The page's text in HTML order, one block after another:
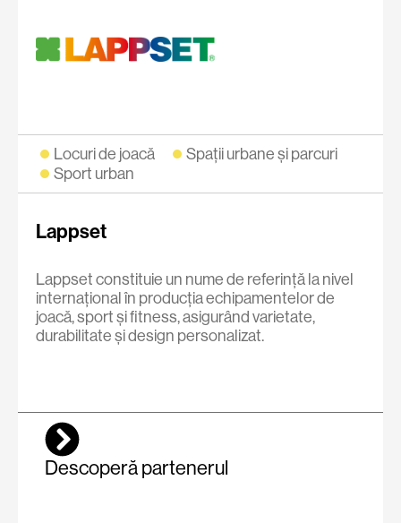
Locuri de joacă
Spații urbane și parcuri
Sport urban
Lappset
Lappset constituie un nume de referință la nivel
internațional în producția echipamentelor de
joacă, sport și fitness, asigurând varietate,
durabilitate șidesign personalizat.
Descoperă partenerul